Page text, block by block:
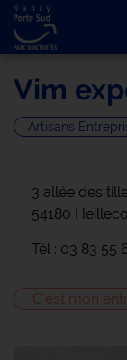
Vim
Artisans
3 allée des
54180
Tél : 03 83 55
C'est mon